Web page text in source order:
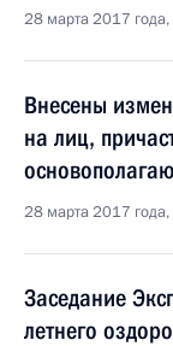
28 марта 2017
Внесены
на лиц,
28 марта 2017
Заседание
летнего